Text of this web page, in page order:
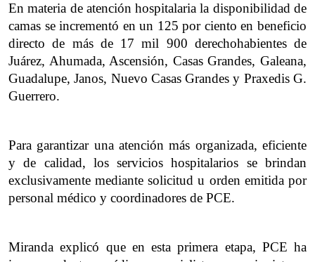
En materia de atención hospitalaria la disponibilidad de
camas se incrementó en un 125 por ciento en beneficio
directo de más de 17 mil 900 derechohabientes de
Juárez, Ahumada, Ascensión, Casas Grandes, Galeana,
Guadalupe, Janos, Nuevo Casas Grandes y Praxedis G.
Guerrero.
Para garantizar una atención más organizada, eficiente
y de calidad, los servicios hospitalarios se brindan
exclusivamente mediante solicitud u orden emitida por
personal médico y coordinadores de PCE.
Miranda explicó que en esta primera etapa, PCE ha